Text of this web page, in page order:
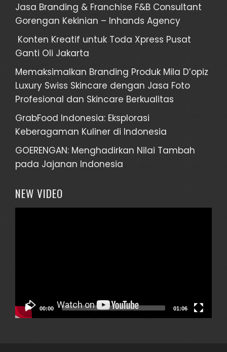
Jasa Branding & Franchise F&B Consultant
Gorengan Kekinian – Inhands Agency
Konten Kreatif untuk Toda Xpress Pusat
Ganti Oli Jakarta
Memaksimalkan Branding Produk Mila D’opiz
Luxury Swiss Skincare dengan Jasa Foto
Profesional dan Skincare Berkualitas
GrabFood Indonesia: Eksplorasi
Keberagaman Kuliner di Indonesia
GOERENGAN: Menghadirkan Nilai Tambah
pada Jajanan Indonesia
NEW VIDEO
00:00 01:06